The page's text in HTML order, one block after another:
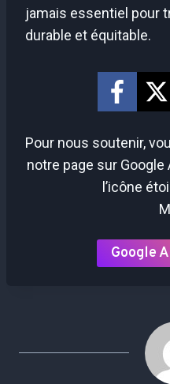
jamais essentiel pour
durable et équitable.
Pour nous soutenir,
notre page sur
l’icône
Google